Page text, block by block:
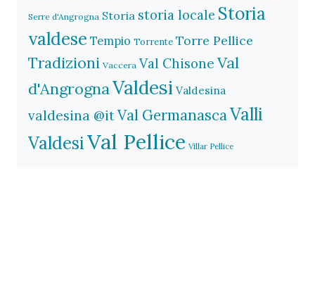
Serre d'Angrogna Storia storia locale Storia
valdese Tempio Torrente Torre Pellice
Tradizioni Vaccera Val Chisone Val
d'AngrognaValdesi Valdesina
valdesina @itVal GermanascaValli
ValdesiVal Pellice Villar Pellice